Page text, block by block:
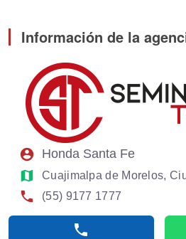
Información de la
account_circle Honda Santa Fe
map Cuajimalpa de Morelos,
phone (55) 9177 1777
phone